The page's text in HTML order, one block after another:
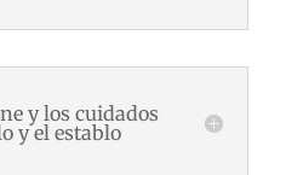
y los cuidados
y el establo